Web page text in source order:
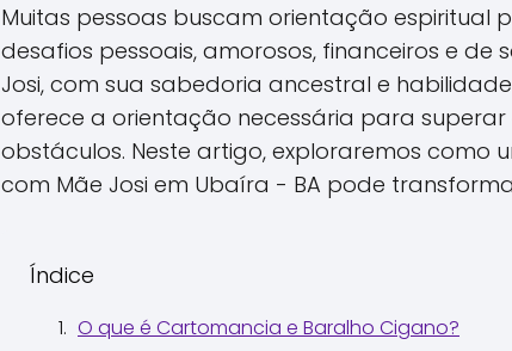
Muitas pessoas buscam orientação espiritual
desafios pessoais, amorosos, financeiros e de
Josi, com sua sabedoria ancestral e
oferece a orientação necessária para superar
obstáculos. Neste artigo, exploraremos como
com Mãe Josi em Ubaíra - BA pode
Índice
O que é Cartomancia e Baralho Cigano?